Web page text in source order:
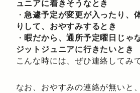
ュニアに着きそうなとき
・急遽予定が変更が入ったり、
りして、おやすみするとき
・暇だから、通所予定曜日じゃ
ジットジュニアに行きたいとき
こんな時には、ぜひ連絡してみ
なお、おやすみの連絡が無いと